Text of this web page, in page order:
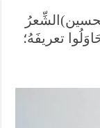
تعريفَهُ؛